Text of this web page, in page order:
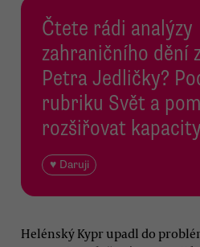
Čtete rádi analýzy
zahraničního dění
Petra Jedličky?
rubriku Svět a
rozšiřovat
♥ Daruji
Helénský Kypr upadl do